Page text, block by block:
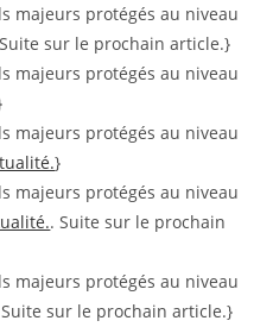
majeurs protégés au niveau
sur le prochain article.}
majeurs protégés au niveau
majeurs protégés au niveau
}
majeurs protégés au niveau
. Suite sur le prochain
majeurs protégés au niveau
sur le prochain article.}